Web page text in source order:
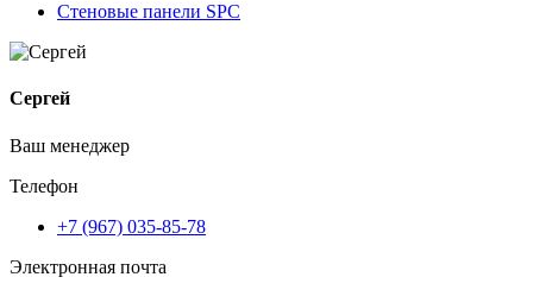
Стеновые панели SPC
Сергей
Ваш менеджер
Телефон
+7 (967) 035-85-78
Электронная почта